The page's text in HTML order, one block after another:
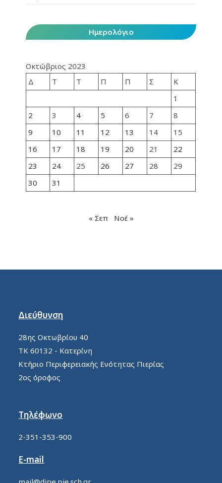
Ημερολόγιο
Οκτώβριος 2023
Δ
Τ Τ Π Π Σ
Κ
1
2
3 4 5 6 7
8
9
10 11 12 13 14
15
16
17 18 19 20 21
22
23
24 25 26 27 28
29
30
31
« Σεπ Νοέ »
Διεύθυνση
28ης Οκτωβρίου 40
ΤΚ 60132 - Κατερίνη
Κτήριο Περιφερειακής Ενότητας Πιερίας
2ος όροφος
Τηλέφωνο
2-351-353-900
E-mail